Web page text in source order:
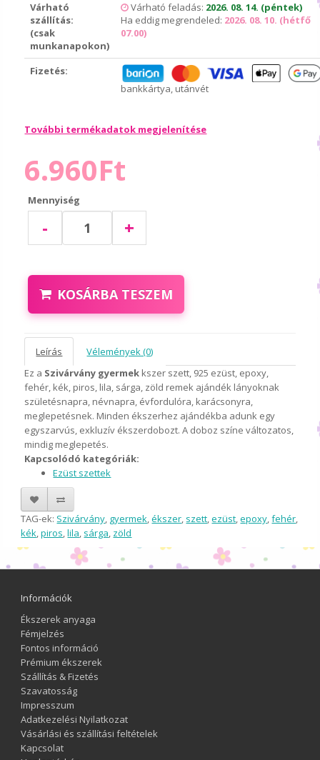
Várható
szállítás:
(csak
munkanapokon)
Várható feladás: 2026. 08. 14. (péntek)
Ha eddig megrendeled: 2026. 08. 10. (hétfő
07.00)
Fizetés:
bankkártya, utánvét
További termékadatok megjelenítése
6.960Ft
Mennyiség
- +
KOSÁRBA TESZEM
Leírás
Vélemények (0)
Ez a Szivárvány gyermek kszer szett, 925 ezüst, epoxy,
fehér, kék, piros, lila, sárga, zöld remek ajándék lányoknak
születésnapra, névnapra, évfordulóra, karácsonyra,
meglepetésnek. Minden ékszerhez ajándékba adunk egy
egyszarvús, exkluzív ékszerdobozt. A doboz színe változatos,
mindig meglepetés.
Kapcsolódó kategóriák:
Ezüst szettek
TAG-ek: Szivárvány, gyermek,ékszer, szett,ezüst,epoxy,fehér,
kék,piros,lila, sárga, zöld
Információk
Ékszerek anyaga
Fémjelzés
Fontos információ
Prémium ékszerek
Szállítás & Fizetés
Szavatosság
Impresszum
Adatkezelési Nyilatkozat
Vásárlási és szállítási feltételek
Kapcsolat